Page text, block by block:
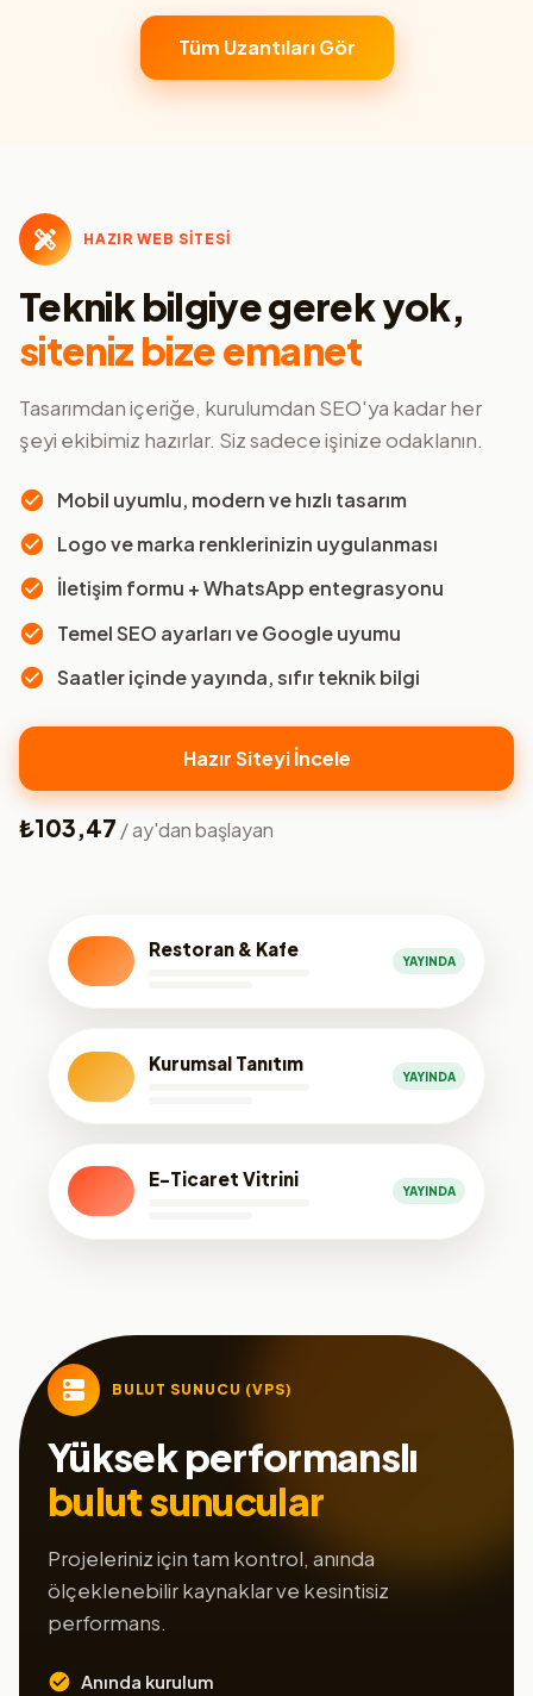
Tüm Uzantıları Gör
HAZIR WEB SİTESİ
Teknik bilgiye gerek yok,
siteniz bize emanet
Tasarımdan içeriğe, kurulumdan SEO'ya kadar her
şeyi ekibimiz hazırlar. Siz sadece işinize odaklanın.
Mobil uyumlu, modern ve hızlı tasarım
Logo ve marka renklerinizin uygulanması
İletişim formu + WhatsApp entegrasyonu
Temel SEO ayarları ve Google uyumu
Saatler içinde yayında, sıfır teknik bilgi
Hazır Siteyi İncele
₺103,47 / ay'dan başlayan
Restoran & Kafe
YAYINDA
Kurumsal Tanıtım
YAYINDA
E-Ticaret Vitrini
YAYINDA
BULUT SUNUCU (VPS)
Yüksek performanslı
bulut sunucular
Projeleriniz için tam kontrol, anında
ölçeklenebilir kaynaklar ve kesintisiz
performans.
Anında kurulum